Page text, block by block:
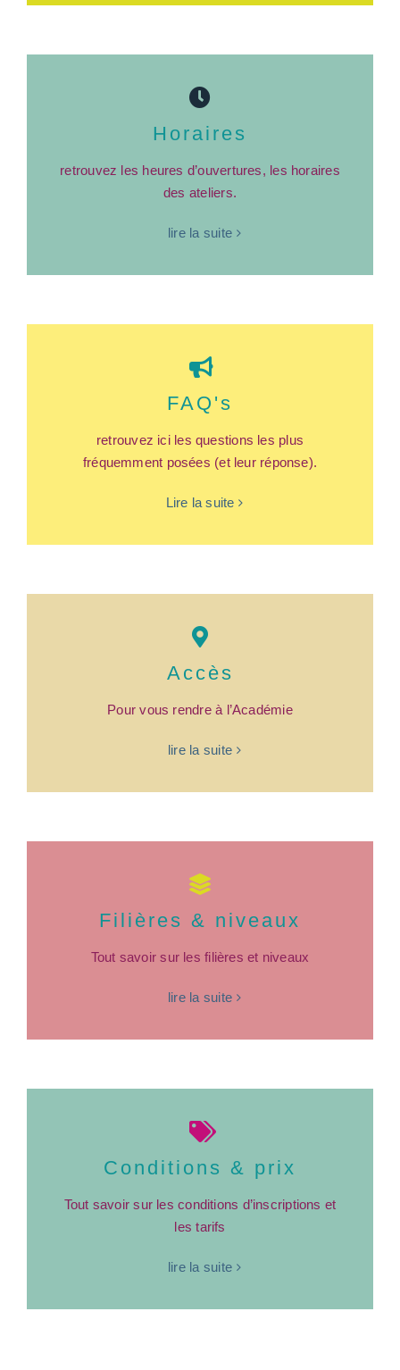
Horaires
retrouvez les heures d’ouvertures, les horaires
des ateliers.
lire la suite
FAQ's
retrouvez ici les questions les plus
fréquemment posées (et leur réponse).
Lire la suite
Accès
Pour vous rendre à l’Académie
lire la suite
Filières & niveaux
Tout savoir sur les filières et niveaux
lire la suite
Conditions & prix
Tout savoir sur les conditions d’inscriptions et
les tarifs
lire la suite